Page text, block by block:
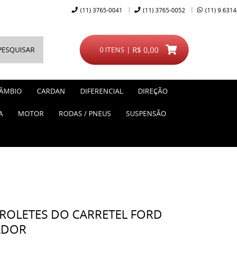
(11) 3765-0041 (11) 3765-0052 (11)
ITENS
0 R$ 0,00
CARDAN DIFERENCIAL DIREÇÃO
MOTOR RODAS / PNEUS SUSPENSÃO
DO CARRETEL FORD